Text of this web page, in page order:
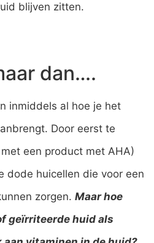
blijven zitten.
dan….
inmiddels al hoe je het
Door eerst te
een product met AHA)
dode huicellen die voor een
zorgen. Maar hoe
geïrriteerde huid als